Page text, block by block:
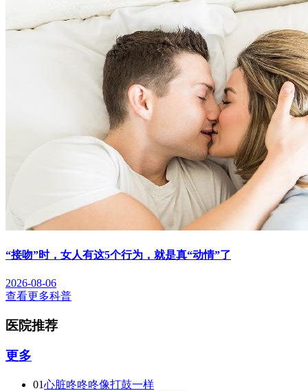
“接吻”时，女人有这5个行为，就是真“动情”了
2026-08-06
查看更多科普
医院推荐
更多
01心脏咚咚咚像打鼓一样